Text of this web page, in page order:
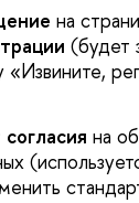
на
(будет
на